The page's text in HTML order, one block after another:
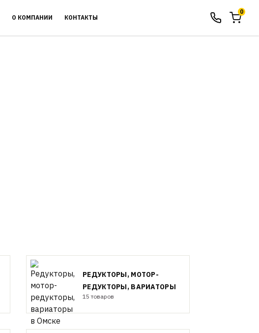
О КОМПАНИИ КОНТАКТЫ
0
РЕДУКТОРЫ, МОТОР-
РЕДУКТОРЫ, ВАРИАТОРЫ
15 товаров